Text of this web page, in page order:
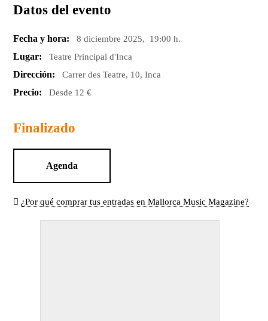
Datos del evento
Fecha y hora: 8 diciembre 2025, 19:00 h.
Lugar: Teatre Principal d'Inca
Dirección: Carrer des Teatre, 10, Inca
Precio: Desde 12 €
Finalizado
Agenda
¿Por qué comprar tus entradas en Mallorca Music Magazine?